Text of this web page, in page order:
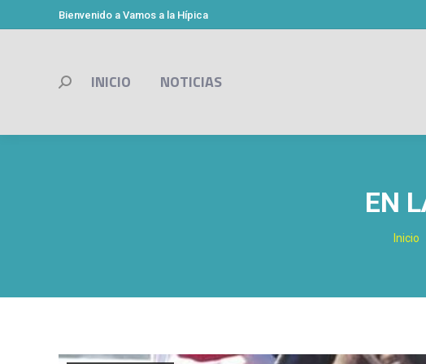
Bienvenido a Vamos a la Hípica
INICIO NOTICIAS
Buscar:
EN
Inicio